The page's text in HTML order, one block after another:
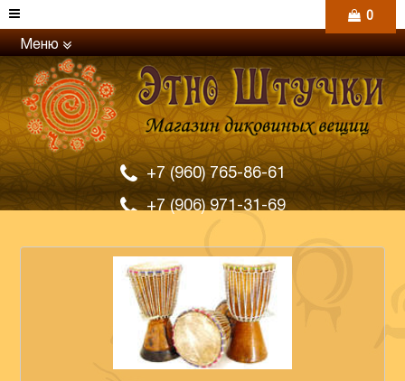
Меню
+7 (960) 765-86-61
+7 (906) 971-31-69
0